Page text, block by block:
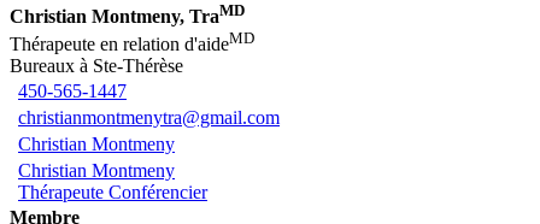
Christian Montmeny, TraMD
Thérapeute en relation d'aideMD
Bureaux à Ste-Thérèse
450-565-1447
christianmontmenytra@gmail.com
Christian Montmeny
Christian Montmeny
Thérapeute Conférencier
Membre